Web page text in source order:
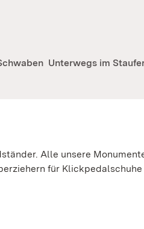
Unterwegs im
Alle unsere
für